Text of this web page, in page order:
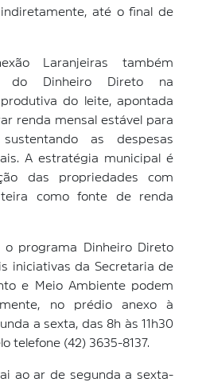
até o final de
Laranjeiras também
do Dinheiro Direto na
do leite, apontada
renda mensal estável para
as despesas
A estratégia municipal é
das propriedades com
como fonte de renda
o programa Dinheiro Direto
iniciativas da Secretaria de
e Meio Ambiente podem
no prédio anexo à
a sexta, das 8h às 11h30
telefone (42) 3635-8137.
ao ar de segunda a sexta-